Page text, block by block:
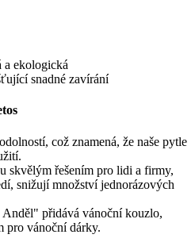
a ekologická
snadné zavírání
což znamená, že naše pytle
skvělým řešením pro lidi a firmy,
snižují množství jednorázových
přidává vánoční kouzlo,
pro vánoční dárky.